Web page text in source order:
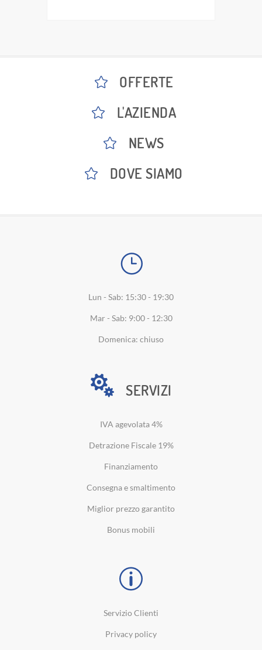
OFFERTE
L'AZIENDA
NEWS
DOVE SIAMO
Lun - Sab: 15:30 - 19:30
Mar - Sab: 9:00 - 12:30
Domenica: chiuso
SERVIZI
IVA agevolata 4%
Detrazione Fiscale 19%
Finanziamento
Consegna e smaltimento
Miglior prezzo garantito
Bonus mobili
Servizio Clienti
Privacy policy